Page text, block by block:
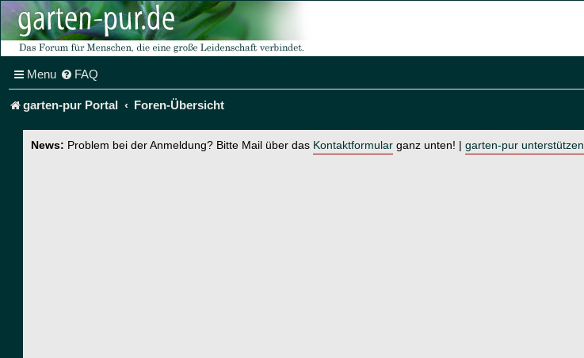
Menu FAQ
garten-pur Portal Foren-Übersicht
News: Problem bei der Anmeldung? Bitte Mail über das Kontaktformular ganz unten! | garten-pur unterstützen